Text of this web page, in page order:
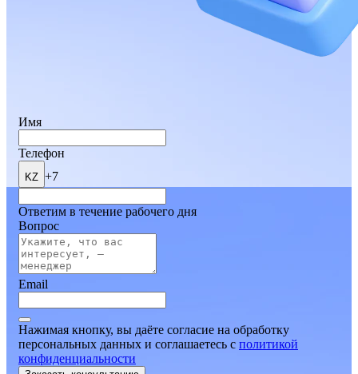
Имя
Телефон
KZ +7
Ответим в течение рабочего дня
Вопрос
Email
Нажимая кнопку, вы даёте согласие на обработку
персональных данных и соглашаетесь c политикой
конфиденциальности